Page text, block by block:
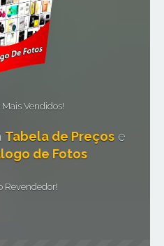
Vendidos!
Tabela de Preçose
de Fotos
Revendedor!